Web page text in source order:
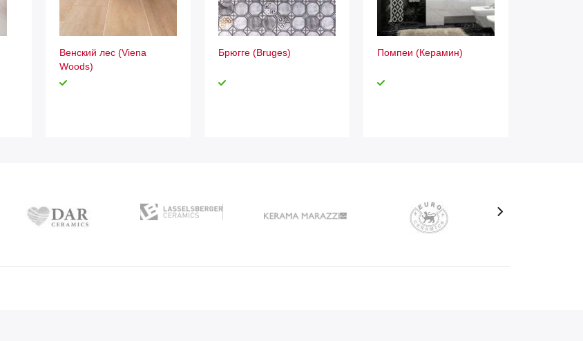
Венский лес (Viena
Woods)
Брюгге (Bruges) Помпеи (Керамин)